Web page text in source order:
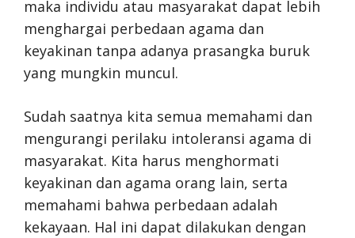
maka individu atau masyarakat dapat lebih
menghargai perbedaan agama dan
keyakinan tanpa adanya prasangka buruk
yang mungkin muncul.
Sudah saatnya kita semua memahami dan
mengurangi perilaku intoleransi agama di
masyarakat. Kita harus menghormati
keyakinan dan agama orang lain, serta
memahami bahwa perbedaan adalah
kekayaan. Hal ini dapat dilakukan dengan